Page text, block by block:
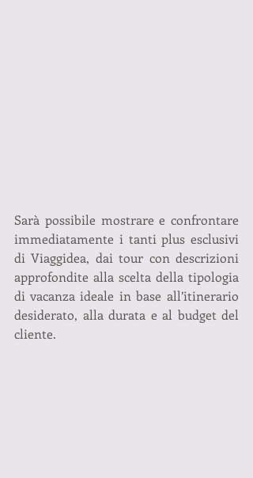
Sarà possibile mostrare e confrontare
immediatamente i tanti plus esclusivi
di Viaggidea, dai tour con descrizioni
approfondite alla scelta della tipologia
di vacanza ideale in base all’itinerario
desiderato, alla durata e al budget del
cliente.